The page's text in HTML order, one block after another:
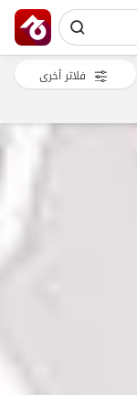
فلاتر أخرى